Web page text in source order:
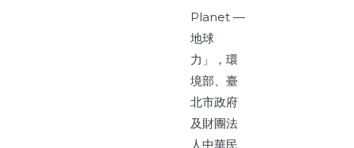
Planet —
地球
力」，環
境部、臺
北市政府
及財團法
人中華民